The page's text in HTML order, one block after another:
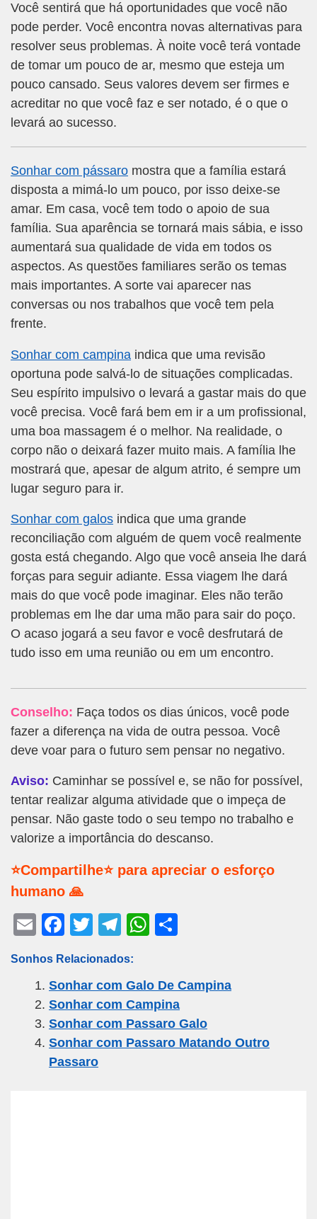
Você sentirá que há oportunidades que você não
pode perder. Você encontra novas alternativas para
resolver seus problemas. À noite você terá vontade
de tomar um pouco de ar, mesmo que esteja um
pouco cansado. Seus valores devem ser firmes e
acreditar no que você faz e ser notado, é o que o
levará ao sucesso.
Sonhar com pássaro mostra que a família estará
disposta a mimá-lo um pouco, por isso deixe-se
amar. Em casa, você tem todo o apoio de sua
família. Sua aparência se tornará mais sábia, e isso
aumentará sua qualidade de vida em todos os
aspectos. As questões familiares serão os temas
mais importantes. A sorte vai aparecer nas
conversas ou nos trabalhos que você tem pela
frente.
Sonhar com campina indica que uma revisão
oportuna pode salvá-lo de situações complicadas.
Seu espírito impulsivo o levará a gastar mais do que
você precisa. Você fará bem em ir a um profissional,
uma boa massagem é o melhor. Na realidade, o
corpo não o deixará fazer muito mais. A família lhe
mostrará que, apesar de algum atrito, é sempre um
lugar seguro para ir.
Sonhar com galos indica que uma grande
reconciliação com alguém de quem você realmente
gosta está chegando. Algo que você anseia lhe dará
forças para seguir adiante. Essa viagem lhe dará
mais do que você pode imaginar. Eles não terão
problemas em lhe dar uma mão para sair do poço.
O acaso jogará a seu favor e você desfrutará de
tudo isso em uma reunião ou em um encontro.
Conselho: Faça todos os dias únicos, você pode
fazer a diferença na vida de outra pessoa. Você
deve voar para o futuro sem pensar no negativo.
Aviso: Caminhar se possível e, se não for possível,
tentar realizar alguma atividade que o impeça de
pensar. Não gaste todo o seu tempo no trabalho e
valorize a importância do descanso.
⭐Compartilhe⭐ para apreciar o esforço
humano 🙏
E
ail
F
a
c
e
b
o
o
T
tt
er
T
e
gr
a
m
W
s
A
p
e
Sonhos Relacionados:
Sonhar com Galo De Campina
Sonhar com Campina
Sonhar com Passaro Galo
Sonhar com Passaro Matando Outro
Passaro